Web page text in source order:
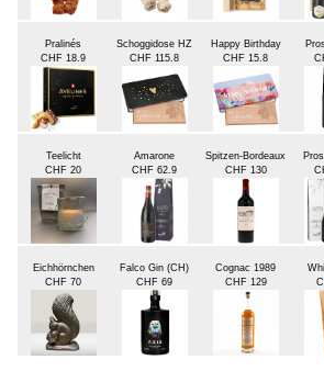
Pralinés
CHF 18.9
Schoggidose HZ
CHF 115.8
Happy Birthday
CHF 15.8
Teelicht
CHF 20
Amarone
CHF 62.9
Spitzen-Bordeaux
CHF 130
Eichhörnchen
CHF 70
Falco Gin (CH)
CHF 69
Cognac 1989
CHF 129